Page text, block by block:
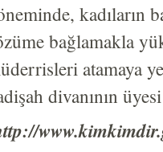
kadıların
bağlamakla
atamaya
divanının